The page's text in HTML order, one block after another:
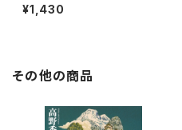
ぐる探検
¥1,430
その他の商品